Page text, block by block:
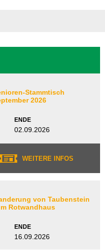
Stammtisch
2026
ENDE
02.09.2026
WEITERE INFOS
von Taubenstein
Rotwandhaus
ENDE
16.09.2026